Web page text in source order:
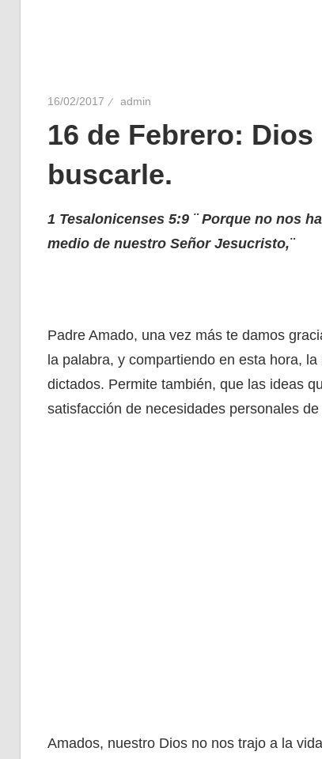
16/02/2017 admin
16 de Febrero:
buscarle.
1 Tesalonicenses 5:9 ¨ Porque no nos
medio de nuestro Señor Jesucristo,¨
Padre Amado, una vez más te damos
la palabra, y compartiendo en esta hora,
dictados. Permite también, que las ideas
satisfacción de necesidades personales
Amados, nuestro Dios no nos trajo a la